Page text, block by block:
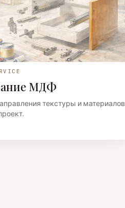
МДФ
текстуры и материалов